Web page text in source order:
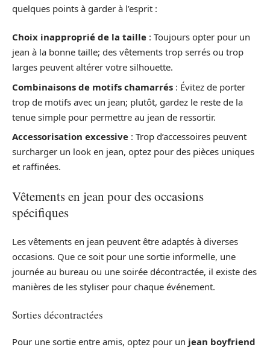
quelques points à garder à l’esprit :
Choix inapproprié de la taille : Toujours opter pour un
jean à la bonne taille; des vêtements trop serrés ou trop
larges peuvent altérer votre silhouette.
Combinaisons de motifs chamarrés : Évitez de porter
trop de motifs avec un jean; plutôt, gardez le reste de la
tenue simple pour permettre au jean de ressortir.
Accessorisation excessive : Trop d’accessoires peuvent
surcharger un look en jean, optez pour des pièces uniques
et raffinées.
Vêtements en jean pour des occasions
spécifiques
Les vêtements en jean peuvent être adaptés à diverses
occasions. Que ce soit pour une sortie informelle, une
journée au bureau ou une soirée décontractée, il existe des
manières de les styliser pour chaque événement.
Sorties décontractées
Pour une sortie entre amis, optez pour un jean boyfriend